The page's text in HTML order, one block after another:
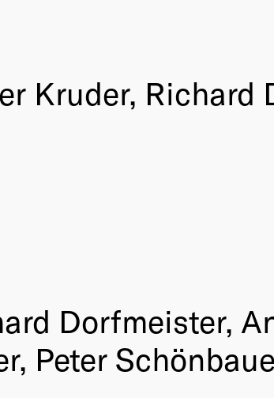
Kruder, Richard
Dorfmeister,
Peter